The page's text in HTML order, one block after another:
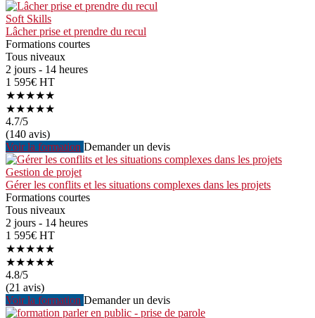
Soft Skills
Lâcher prise et prendre du recul
Formations courtes
Tous niveaux
2 jours - 14 heures
1 595€ HT
★★★★★
★★★★★
4.7/5
(140 avis)
Voir la formation Demander un devis
Gestion de projet
Gérer les conflits et les situations complexes dans les projets
Formations courtes
Tous niveaux
2 jours - 14 heures
1 595€ HT
★★★★★
★★★★★
4.8/5
(21 avis)
Voir la formation Demander un devis